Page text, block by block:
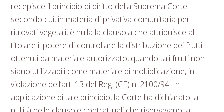
recepisce il principio di diritto della Suprema Corte
secondo cui, in materia di privativa comunitaria per
ritrovati vegetali, è nulla la clausola che attribuisce al
titolare il potere di controllare la distribuzione dei frutti
ottenuti da materiale autorizzato, quando tali frutti non
siano utilizzabili come materiale di moltiplicazione, in
violazione dell’art. 13 del Reg. (CE) n. 2100/94. In
applicazione di tale principio, la Corte ha dichiarato la